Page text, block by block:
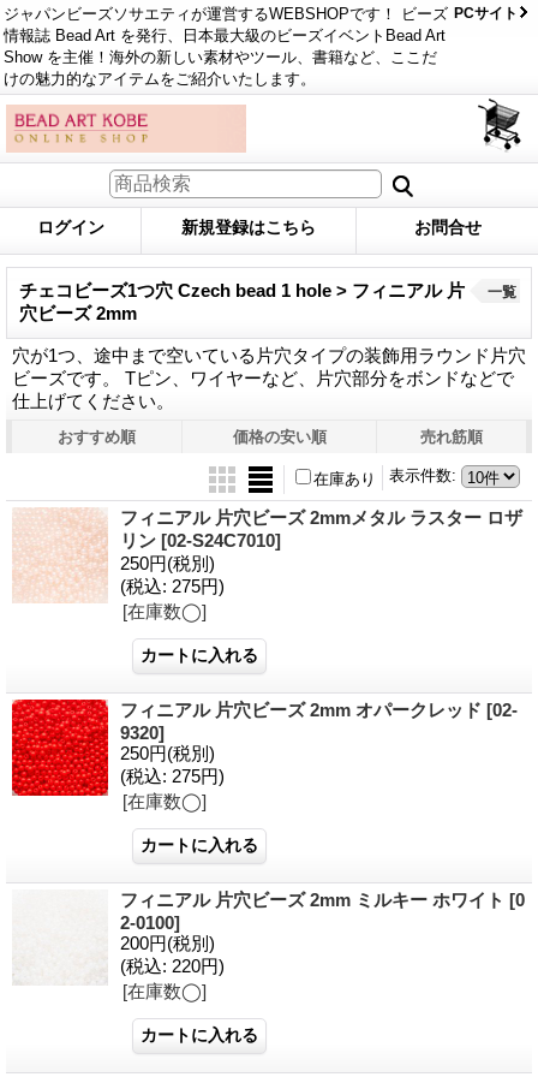
ジャパンビーズソサエティが運営するWEBSHOPです！ ビーズ
情報誌 Bead Art を発行、日本最大級のビーズイベントBead Art
Show を主催！海外の新しい素材やツール、書籍など、ここだ
けの魅力的なアイテムをご紹介いたします。
PCサイト
ログイン 新規登録はこちら お問合せ
チェコビーズ1つ穴 Czech bead 1 hole > フィニアル 片
穴ビーズ 2mm
穴が1つ、途中まで空いている片穴タイプの装飾用ラウンド片穴
ビーズです。 Tピン、ワイヤーなど、片穴部分をボンドなどで
仕上げてください。
一覧
おすすめ順 価格の安い順 売れ筋順
表示件数:
在庫あり
フィニアル 片穴ビーズ 2mmメタル ラスター ロザ
リン [02-S24C7010]
250円(税別)
(税込: 275円)
[在庫数◯]
フィニアル 片穴ビーズ 2mm オパークレッド [02-
9320]
250円(税別)
(税込: 275円)
[在庫数◯]
フィニアル 片穴ビーズ 2mm ミルキー ホワイト [0
2-0100]
200円(税別)
(税込: 220円)
[在庫数◯]